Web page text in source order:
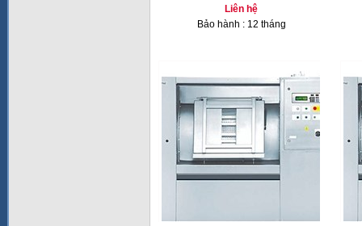
Liên hệ
Bảo hành : 12 tháng